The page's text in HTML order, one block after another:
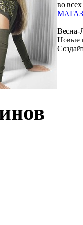
во всех
Весна-
Новые